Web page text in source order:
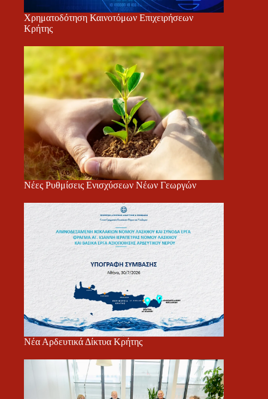
Χρηματοδότηση Καινοτόμων Επιχειρήσεων
Κρήτης
Νέες Ρυθμίσεις Ενισχύσεων Νέων Γεωργών
Νέα Αρδευτικά Δίκτυα Κρήτης